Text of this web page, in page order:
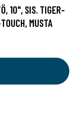
10", SIS. TIGER-
MUSTA